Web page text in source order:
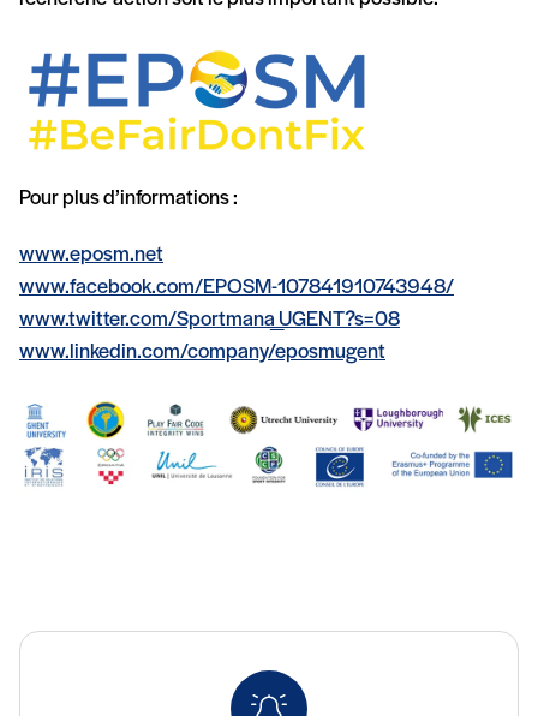
Pour plus d’informations :
www.eposm.net
www.facebook.com/EPOSM-107841910743948/
www.twitter.com/Sportmana_UGENT?s=08
www.linkedin.com/company/eposmugent